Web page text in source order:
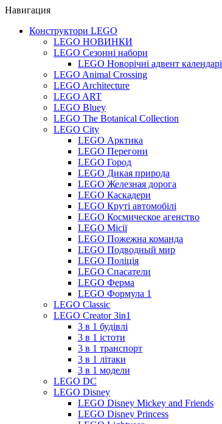
Навигация
Конструктори LEGO
LEGO НОВИНКИ
LEGO Сезонні набори
LEGO Новорічні адвент календарі
LEGO Animal Crossing
LEGO Architecture
LEGO ART
LEGO Bluey
LEGO The Botanical Collection
LEGO City
LEGO Арктика
LEGO Перегони
LEGO Город
LEGO Дикая природа
LEGO Железная дорога
LEGO Каскадери
LEGO Круті автомобілі
LEGO Космическое агенство
LEGO Місії
LEGO Пожежна команда
LEGO Подводный мир
LEGO Поліція
LEGO Спасатели
LEGO Ферма
LEGO Формула 1
LEGO Classic
LEGO Creator 3in1
3 в 1 будівлі
3 в 1 істоти
3 в 1 транспорт
3 в 1 літаки
3 в 1 модели
LEGO DC
LEGO Disney
LEGO Disney Mickey and Friends
LEGO Disney Princess